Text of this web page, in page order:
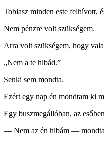
Tobiasz minden este felhívott,
Nem pénzre volt szükségem.
Arra volt szükségem, hogy
„Nem a te hibád.”
Senki sem mondta.
Ezért egy nap én mondtam ki
Egy buszmegállóban, az
— Nem az én hibám —